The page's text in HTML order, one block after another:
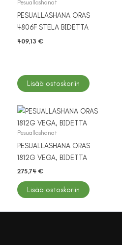
Pesuallashanat
PESUALLASHANA ORAS
4806F STELA BIDETTA
409,13 €
Lisää ostoskoriin
Pesuallashanat
PESUALLASHANA ORAS
1812G VEGA, BIDETTA
275,74 €
Lisää ostoskoriin